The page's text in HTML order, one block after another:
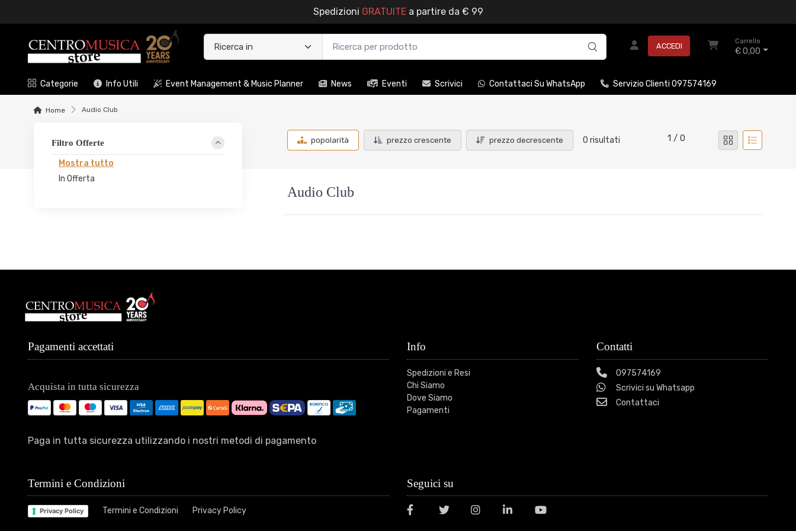
Spedizioni GRATUITEa partire da € 99
ACCEDI
Carrello
€ 0,00
Categorie Info Utili Event Management & Music Planner News Eventi Scrivici Contattaci Su WhatsApp Servizio Clienti 097574169
Home Audio Club
Filtro Offerte
Mostra tutto
In Offerta
popolarità prezzo crescente prezzo decrescente 0 risultati 1 / 0
Audio Club
Pagamenti accettati
Acquista in tutta sicurezza
Paga in tutta sicurezza utilizzando i nostri metodi di pagamento
Info
Spedizioni e Resi
Chi Siamo
Dove Siamo
Pagamenti
Contatti
097574169
Scrivici su Whatsapp
Contattaci
Termini e Condizioni
Privacy Policy Termini e Condizioni Privacy Policy
Seguici su